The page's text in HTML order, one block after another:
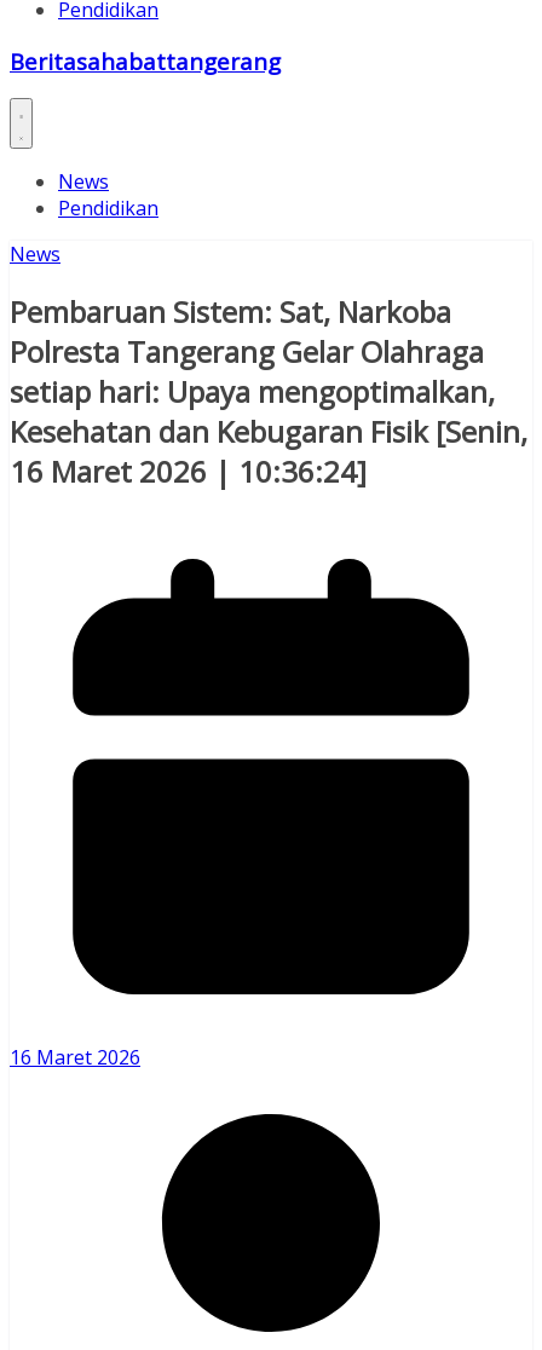
Pendidikan
Beritasahabattangerang
News
Pendidikan
News
Pembaruan Sistem: Sat, Narkoba
Polresta Tangerang Gelar Olahraga
setiap hari: Upaya mengoptimalkan,
Kesehatan dan Kebugaran Fisik [Senin,
16 Maret 2026 | 10:36:24]
16 Maret 2026